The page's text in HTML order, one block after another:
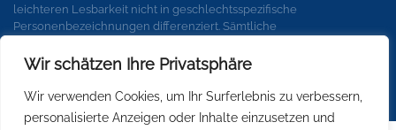
Wir schätzen Ihre Privatsphäre
Wir verwenden Cookies, um Ihr Surferlebnis zu verbessern,
personalisierte Anzeigen oder Inhalte einzusetzen und
leichteren Lesbarkeit nicht in geschlechtsspezifische
Personenbezeichnungen differenziert. Sämtliche
Geschlechter.